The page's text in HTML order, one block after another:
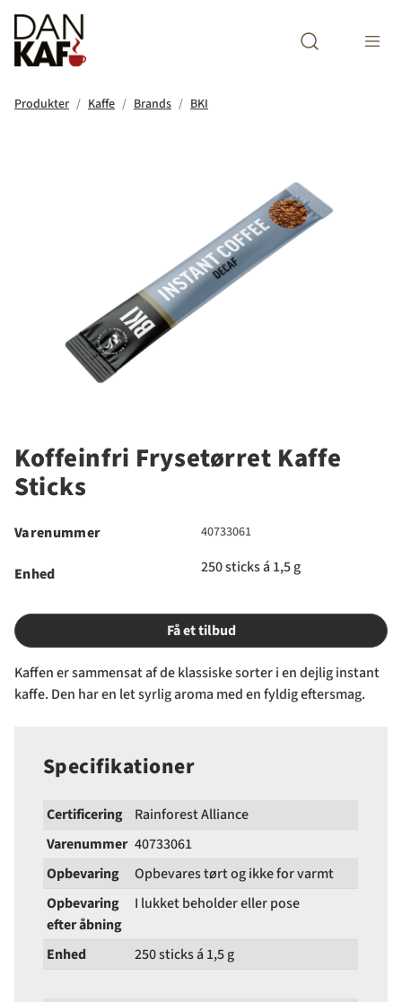
Produkter Kaffe Brands BKI
Koffeinfri Frysetørret Kaffe
Sticks
Varenummer 40733061
Enhed 250 sticks á 1,5 g
Få et tilbud
Kaffen er sammensat af de klassiske sorter i en dejlig instant
kaffe. Den har en let syrlig aroma med en fyldig eftersmag.
Specifikationer
Certificering
Rainforest Alliance
Varenummer 40733061
Opbevaring
Opbevares tørt og ikke for varmt
Opbevaring
efter åbning
I lukket beholder eller pose
Enhed 250 sticks á 1,5 g